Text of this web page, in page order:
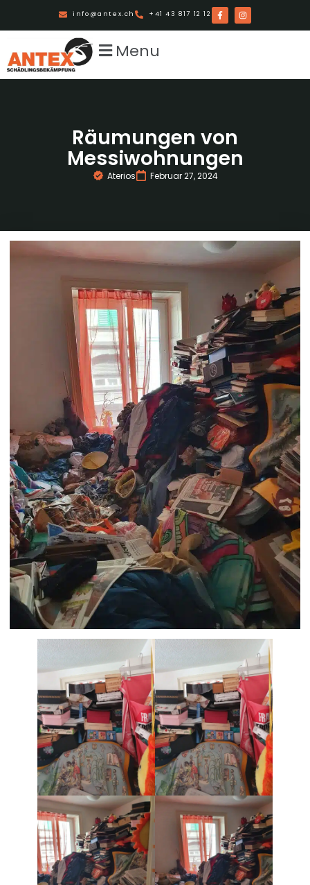
info@antex.ch +41 43 817 12 12
Menu
Räumungen von
Messiwohnungen
Aterios Februar 27, 2024